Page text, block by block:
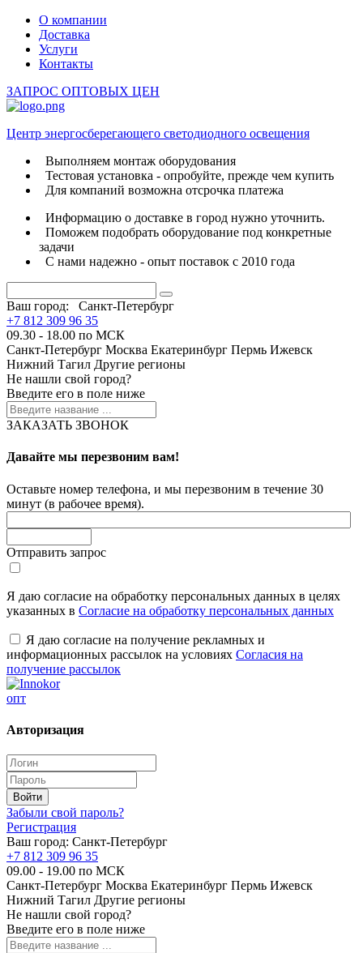
О компании
Доставка
Услуги
Контакты
ЗАПРОС ОПТОВЫХ ЦЕН
Центр энергосберегающего светодиодного освещения
Выполняем монтаж оборудования
Тестовая установка - опробуйте, прежде чем купить
Для компаний возможна отсрочка платежа
Информацию о доставке в город нужно уточнить.
Поможем подобрать оборудование под конкретные
задачи
С нами надежно - опыт поставок с 2010 года
Ваш город:
Санкт-Петербург
+7 812 309 96 35
09.30 - 18.00 по МСК
Санкт-Петербург Москва Екатеринбург Пермь Ижевск
Нижний Тагил Другие регионы
Не нашли свой город?
Введите его в поле ниже
ЗАКАЗАТЬ ЗВОНОК
Давайте мы перезвоним вам!
Оставьте номер телефона, и мы перезвоним в течение 30
минут (в рабочее время).
Отправить запрос
Я даю согласие на обработку персональных данных в целях
указанных в Согласие на обработку персональных данных
Я даю согласие на получение рекламных и
информационных рассылок на условиях Согласия на
получение рассылок
опт
Авторизация
Забыли свой пароль?
Регистрация
Ваш город: Санкт-Петербург
+7 812 309 96 35
09.00 - 19.00 по МСК
Санкт-Петербург Москва Екатеринбург Пермь Ижевск
Нижний Тагил Другие регионы
Не нашли свой город?
Введите его в поле ниже